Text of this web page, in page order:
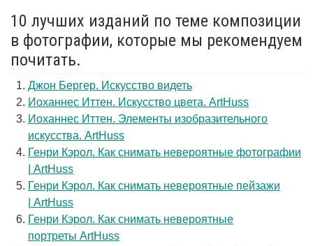
10 лучших изданий по теме композиции
в фотографии, которые мы рекомендуем
почитать.
Джон Бергер. Искусство видеть
Иоханнес Иттен. Искусство цвета. ArtHuss
Иоханнес Иттен. Элементы изобразительного
искусства. ArtHuss
Генри Кэрол. Как снимать невероятные фотографии
| ArtHuss
Генри Кэрол. Как снимать невероятные пейзажи
| ArtHuss
Генри Кэрол. Как снимать невероятные
портреты ArtHuss